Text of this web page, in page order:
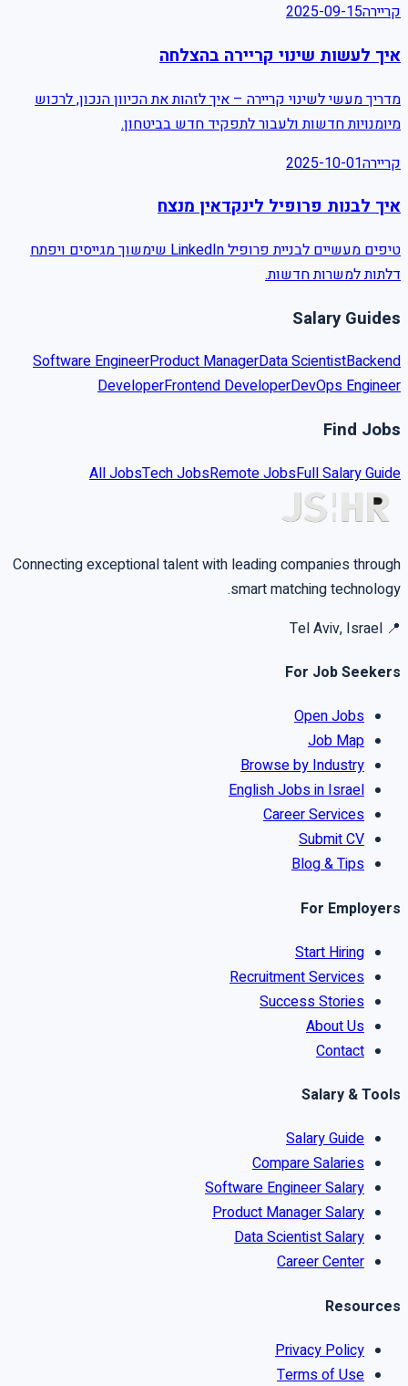
קריירה2025-09-15
איך לעשות שינוי קריירה בהצלחה
מדריך מעשי לשינוי קריירה – איך לזהות את הכיוון הנכון, לרכוש
מיומנויות חדשות ולעבור לתפקיד חדש בביטחון.
קריירה2025-10-01
איך לבנות פרופיל לינקדאין מנצח
טיפים מעשיים לבניית פרופיל LinkedIn שימשוך מגייסים ויפתח
דלתות למשרות חדשות.
Salary Guides
Software EngineerProduct ManagerData ScientistBackend
DeveloperFrontend DeveloperDevOps Engineer
Find Jobs
All JobsTech JobsRemote JobsFull Salary Guide
Connecting exceptional talent with leading companies through
smart matching technology.
📍
Tel Aviv, Israel
For Job Seekers
Open Jobs
Job Map
Browse by Industry
English Jobs in Israel
Career Services
Submit CV
Blog & Tips
For Employers
Start Hiring
Recruitment Services
Success Stories
About Us
Contact
Salary & Tools
Salary Guide
Compare Salaries
Software Engineer Salary
Product Manager Salary
Data Scientist Salary
Career Center
Resources
Privacy Policy
Terms of Use